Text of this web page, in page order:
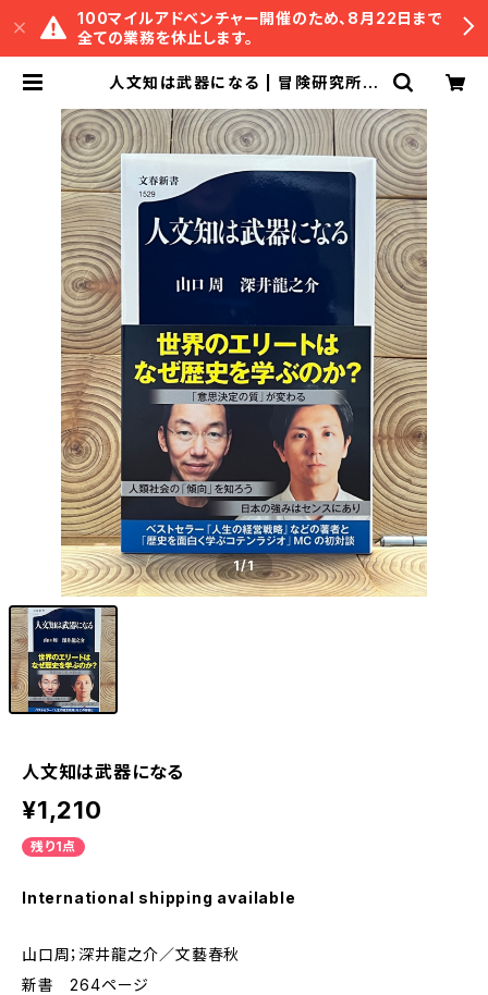
100マイルアドベンチャー開催のため、8月22日まで
全ての業務を休止します。
人文知は武器になる | 冒険研究所書
1/1
人文知は武器になる
¥1,210
残り1点
International shipping available
山口周；深井龍之介／文藝春秋
新書 264ページ